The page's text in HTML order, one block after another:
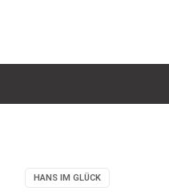
HANS IM GLÜCK